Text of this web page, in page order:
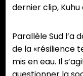
dernier clip,
Parallèle Sud l’a
de la «résilience
mis en eau. Il